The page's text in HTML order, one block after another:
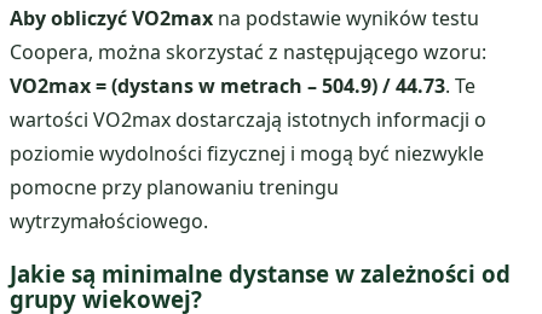
Aby obliczyć VO2max na podstawie wyników testu
Coopera, można skorzystać z następującego wzoru:
VO2max = (dystans w metrach – 504.9) / 44.73. Te
wartości VO2max dostarczają istotnych informacji o
poziomie wydolności fizycznej i mogą być niezwykle
pomocne przy planowaniu treningu
wytrzymałościowego.
Jakie są minimalne dystanse w zależności od
grupy wiekowej?